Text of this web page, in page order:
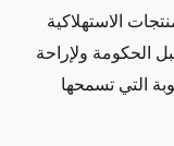
الاستهلاكية
الحكومة ولإراحة
التي تسمحها